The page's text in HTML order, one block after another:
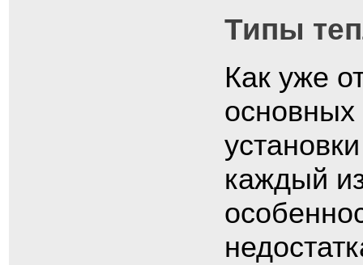
Типы
Как уже
каждый